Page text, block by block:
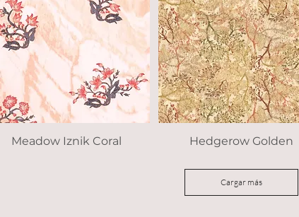
Vista rápida
Meadow Iznik Coral Vista rápida
Hedgerow Golden
Cargar más